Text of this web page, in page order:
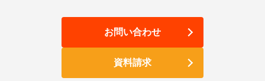
お問い合わせ
資料請求